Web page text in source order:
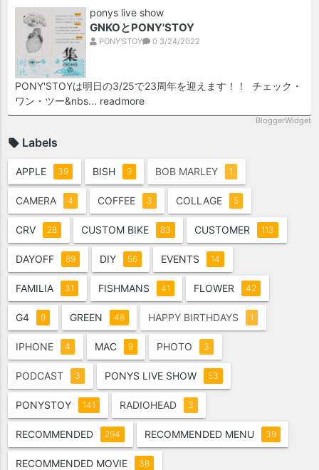
ponys live show
GNKOとPONY'STOY
PONY'STOY 0 3/24/2022
PONY'STOYは明日の3/25で23周年を迎えます！！ チェック・
ワン・ツー&nbs... readmore
BloggerWidget
Labels
APPLE 39 BISH 9 BOB MARLEY 1
CAMERA 4 COFFEE 3 COLLAGE 5
CRV 28 CUSTOM BIKE 83 CUSTOMER 113
DAYOFF 89 DIY 56 EVENTS 14
FAMILIA 31 FISHMANS 41 FLOWER 42
G4 9 GREEN 48 HAPPY BIRTHDAYS 1
IPHONE 4 MAC 9 PHOTO 3
PODCAST 3 PONYS LIVE SHOW 53
PONYSTOY 141 RADIOHEAD 3
RECOMMENDED 294 RECOMMENDED MENU 39
RECOMMENDED MOVIE 38